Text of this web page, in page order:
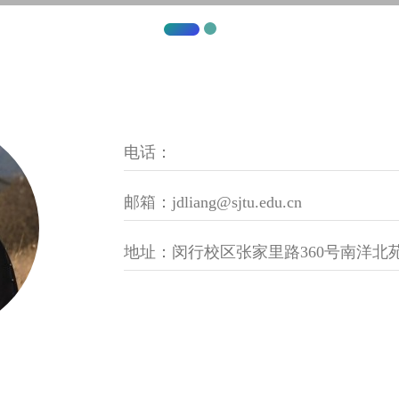
电话：
邮箱：jdliang@sjtu.edu.cn
地址：闵行校区张家里路360号南洋北